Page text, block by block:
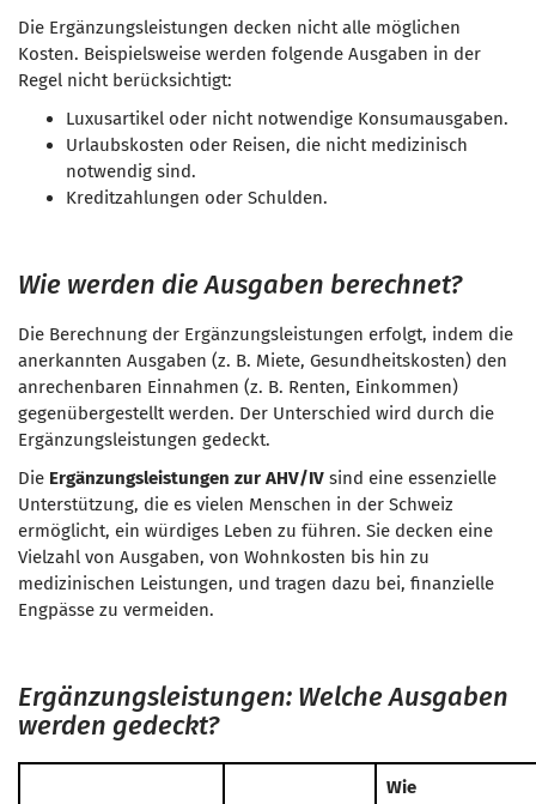
Die Ergänzungsleistungen decken nicht alle möglichen
Kosten. Beispielsweise werden folgende Ausgaben in der
Regel nicht berücksichtigt:
Luxusartikel oder nicht notwendige Konsumausgaben.
Urlaubskosten oder Reisen, die nicht medizinisch
notwendig sind.
Kreditzahlungen oder Schulden.
Wie werden die Ausgaben berechnet?
Die Berechnung der Ergänzungsleistungen erfolgt, indem die
anerkannten Ausgaben (z. B. Miete, Gesundheitskosten) den
anrechenbaren Einnahmen (z. B. Renten, Einkommen)
gegenübergestellt werden. Der Unterschied wird durch die
Ergänzungsleistungen gedeckt.
Die Ergänzungsleistungen zur AHV/IV sind eine essenzielle
Unterstützung, die es vielen Menschen in der Schweiz
ermöglicht, ein würdiges Leben zu führen. Sie decken eine
Vielzahl von Ausgaben, von Wohnkosten bis hin zu
medizinischen Leistungen, und tragen dazu bei, finanzielle
Engpässe zu vermeiden.
Ergänzungsleistungen: Welche Ausgaben
werden gedeckt?
Wie